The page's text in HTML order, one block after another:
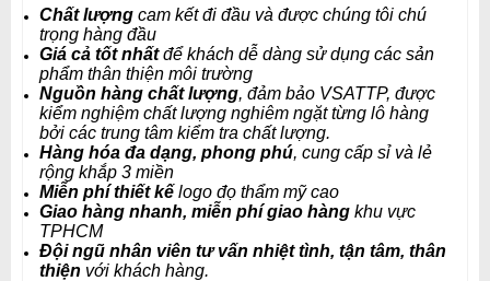
Chất lượng cam kết đi đầu và được chúng tôi chú
trọng hàng đầu
Giá cả tốt nhấtđể khách dễ dàng sử dụng các sản
phẩm thân thiện môi trường
Nguồn hàng chất lượng, đảm bảo VSATTP, được
kiểm nghiệm chất lượng nghiêm ngặt từng lô hàng
bởi các trung tâm kiểm tra chất lượng.
Hàng hóa đa dạng, phong phú, cung cấp sỉ và lẻ
rộng khắp 3 miền
Miễn phí thiết kế logo đọ thẩm mỹ cao
Giao hàng nhanh, miễn phí giao hàng khu vực
TPHCM
Đội ngũ nhân viên tư vấn nhiệt tình, tận tâm, thân
thiện với khách hàng.